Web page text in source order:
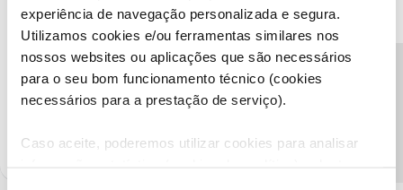
experiência de navegação personalizada e segura.
Utilizamos cookies e/ou ferramentas similares nos
nossos websites ou aplicações que são necessários
para o seu bom funcionamento técnico (cookies
necessários para a prestação de serviço).
Caso aceite, poderemos utilizar cookies para analisar
Obrigado
Ajude a comunidade a encontrar informação relevante. Marque
como "Melhor Resposta" e faça "Like" nos melhores comentários.
Siga os perfis da moderação, através da opção "Seguir", para estar